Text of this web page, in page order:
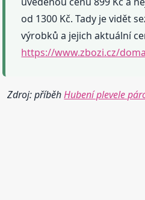
od 1300 Kč. Tady je vidět
výrobků a jejich aktuální
https://www.zbozi.cz/
Zdroj: příběhHubení plevele